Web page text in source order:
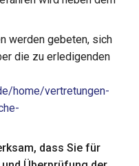
werden gebeten, sich
die zu erledigenden
home/vertretungen-
dass Sie für